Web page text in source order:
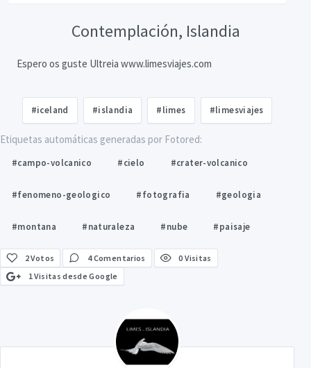
Contemplación, Islandia
Espero os guste Ultreia www.limesviajes.com
#iceland #islandia #limes #limesviajes
Etiquetas automáticas generadas por Fotored:
#campo-volcanico #cielo #crater-volcanico
#fenomeno-geologico #fotografia #geologia
#montana #naturaleza #nube #paisaje
2Votos 4 Comentarios
0 Visitas
1 Visitas desde Google